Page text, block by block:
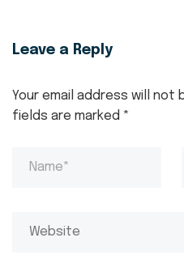
Leave a Reply
Your email address will not
fields are marked *